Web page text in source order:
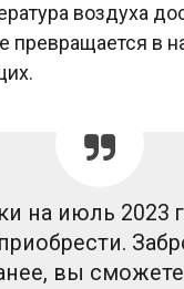
воздуха
превращается в
на июль 2023
вы